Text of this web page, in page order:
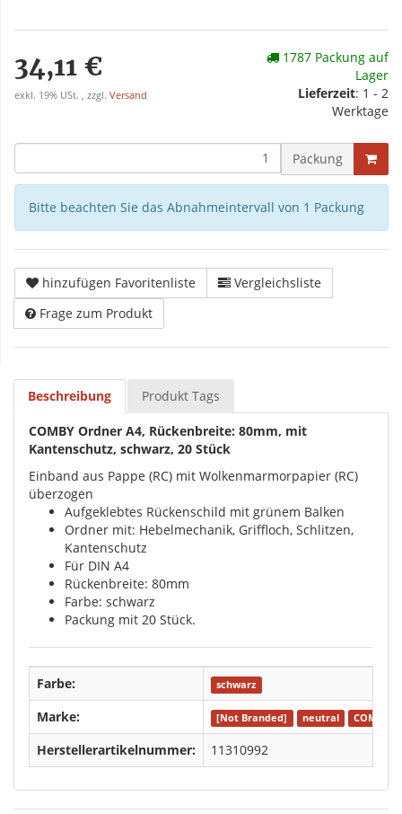
34,11 €
exkl. 19% USt. , zzgl. Versand
1787 Packung auf
Lager
Lieferzeit: 1 - 2
Werktage
Packung
Bitte beachten Sie das Abnahmeintervall von 1 Packung
hinzufügen Favoritenliste
Vergleichsliste
Frage zum Produkt
Beschreibung Produkt Tags
COMBY Ordner A4, Rückenbreite: 80mm, mit
Kantenschutz, schwarz, 20 Stück
Einband aus Pappe (RC) mit Wolkenmarmorpapier (RC)
überzogen
Aufgeklebtes Rückenschild mit grünem Balken
Ordner mit: Hebelmechanik, Griffloch, Schlitzen,
Kantenschutz
Für DIN A4
Rückenbreite: 80mm
Farbe: schwarz
Packung mit 20 Stück.
Farbe: schwarz
Marke: [Not Branded] neutral COMBY
Herstellerartikelnummer: 11310992